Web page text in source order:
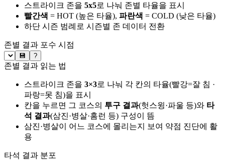
스트라이크 존을 5x5로 나눠 존별 타율을 표시
빨간색 = HOT (높은 타율), 파란색 = COLD (낮은 타율)
하단 시즌 범례로 시즌별 존 데이터 전환
존별 결과 포수 시점
💾 ?
존별 결과 읽는 법
스트라이크 존을 3×3로 나눠 각 칸의 타율(빨강=잘 침 ·
파랑=못 침)을 표시
칸을 누르면 그 코스의 투구 결과(헛스윙·파울 등)와 타
석 결과(삼진·병살·홈런 등) 구성이 뜸
삼진·병살이 어느 코스에 몰리는지 보여 약점 진단에 활
용
타석 결과 분포